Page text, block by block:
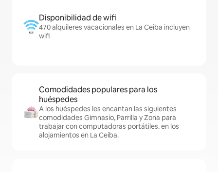
Disponibilidad de wifi
470 alquileres vacacionales en La Ceiba incluyen
wifi
Comodidades populares para los
huéspedes
A los huéspedes les encantan las siguientes
comodidades Gimnasio, Parrilla y Zona para
trabajar con computadoras portátiles. en los
alojamientos en La Ceiba.